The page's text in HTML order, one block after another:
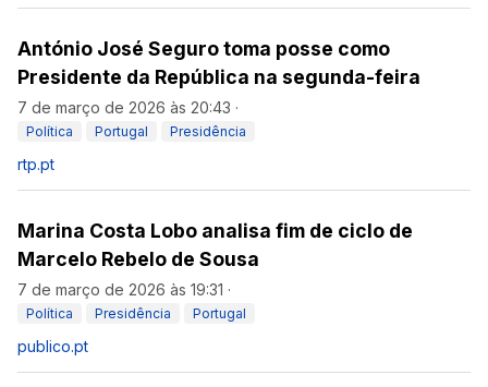
António José Seguro toma posse como
Presidente da República na segunda-feira
7 de março de 2026 às 20:43 ·
Política Portugal Presidência
rtp.pt
Marina Costa Lobo analisa fim de ciclo de
Marcelo Rebelo de Sousa
7 de março de 2026 às 19:31 ·
Política Presidência Portugal
publico.pt